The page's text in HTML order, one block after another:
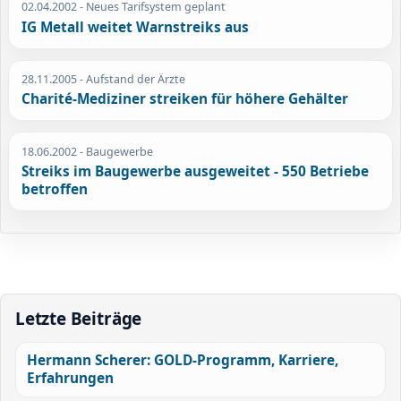
02.04.2002- Neues Tarifsystem geplant
IG Metall weitet Warnstreiks aus
28.11.2005- Aufstand der Ärzte
Charité-Mediziner streiken für höhere Gehälter
18.06.2002- Baugewerbe
Streiks im Baugewerbe ausgeweitet - 550 Betriebe
betroffen
Letzte Beiträge
Hermann Scherer: GOLD-Programm, Karriere,
Erfahrungen